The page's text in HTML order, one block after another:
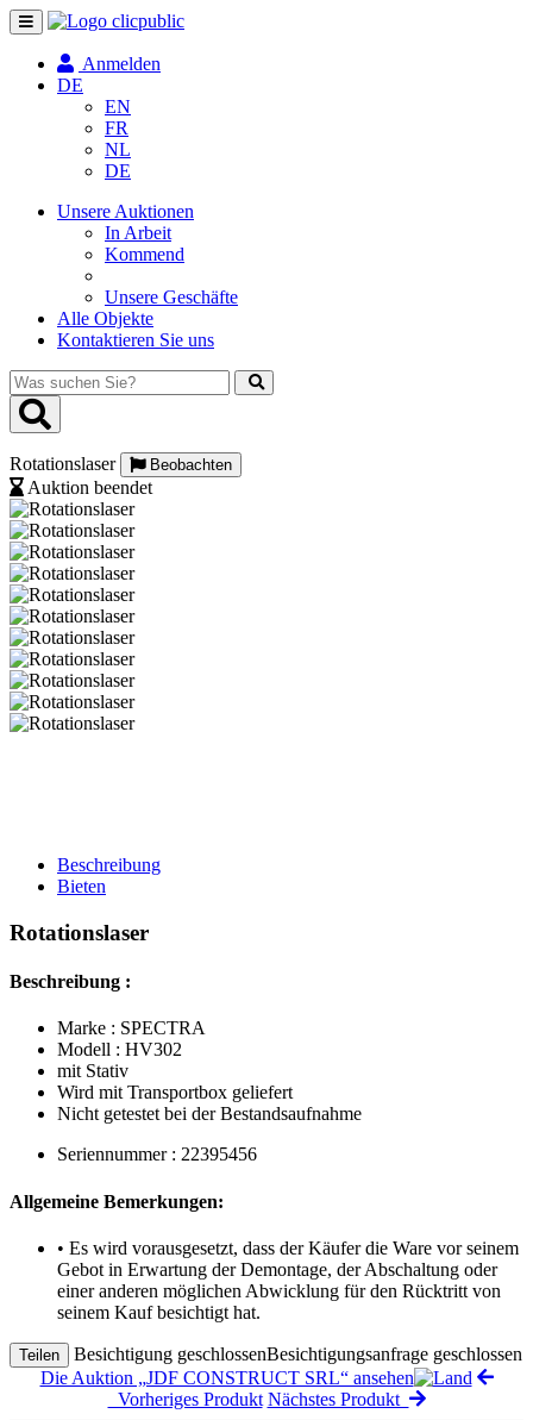
Navigation
umschalten
Anmelden
DE
EN
FR
NL
DE
Unsere Auktionen
In Arbeit
Kommend
Unsere Geschäfte
Alle Objekte
Kontaktieren Sie uns
Was
suchen
Sie?
Rotationslaser Beobachten
Auktion beendet
Beschreibung
Bieten
Rotationslaser
Beschreibung :
Marke : SPECTRA
Modell : HV302
mit Stativ
Wird mit Transportbox geliefert
Nicht getestet bei der Bestandsaufnahme
Seriennummer : 22395456
Allgemeine Bemerkungen:
• Es wird vorausgesetzt, dass der Käufer die Ware vor seinem
Gebot in Erwartung der Demontage, der Abschaltung oder
einer anderen möglichen Abwicklung für den Rücktritt von
seinem Kauf besichtigt hat.
Teilen Besichtigung geschlossenBesichtigungsanfrage geschlossen
Die Auktion „JDF CONSTRUCT SRL“ ansehen
Vorheriges Produkt Nächstes Produkt